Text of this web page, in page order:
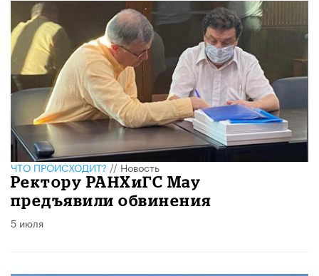
ЧТО ПРОИСХОДИТ?//Новость
Ректору РАНХиГС Мау
предъявили обвинения
5 июля